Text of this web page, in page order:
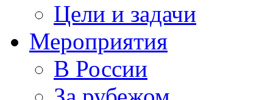
Цели и задачи
Мероприятия
В России